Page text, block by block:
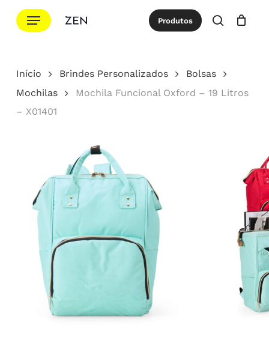
para
principal
Menu Produtos
procurar
Cotação Close
Início Brindes Personalizados
Bolsas
Mochilas
Mochila Funcional Oxford – 19 Litros
– X01401